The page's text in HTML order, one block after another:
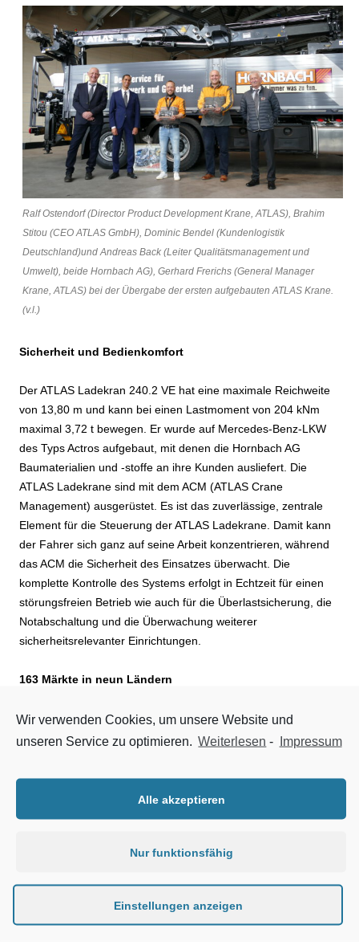
Ralf Ostendorf (Director Product Development Krane, ATLAS), Brahim
Stitou (CEO ATLAS GmbH), Dominic Bendel (Kundenlogistik
Deutschland)und Andreas Back (Leiter Qualitätsmanagement und
Umwelt), beide Hornbach AG), Gerhard Frerichs (General Manager
Krane, ATLAS) bei der Übergabe der ersten aufgebauten ATLAS Krane.
(v.l.)
Sicherheit und Bedienkomfort
Der ATLAS Ladekran 240.2 VE hat eine maximale Reichweite
von 13,80 m und kann bei einen Lastmoment von 204 kNm
maximal 3,72 t bewegen. Er wurde auf Mercedes-Benz-LKW
des Typs Actros aufgebaut, mit denen die Hornbach AG
Baumaterialien und -stoffe an ihre Kunden ausliefert. Die
ATLAS Ladekrane sind mit dem ACM (ATLAS Crane
Management) ausgerüstet. Es ist das zuverlässige, zentrale
Element für die Steuerung der ATLAS Ladekrane. Damit kann
der Fahrer sich ganz auf seine Arbeit konzentrieren‚ während
das ACM die Sicherheit des Einsatzes überwacht. Die
komplette Kontrolle des Systems erfolgt in Echtzeit für einen
störungsfreien Betrieb wie auch für die Überlastsicherung, die
Notabschaltung und die Überwachung weiterer
sicherheitsrelevanter Einrichtungen.
163 Märkte in neun Ländern
Die Hornbach AG beschäftigt 23.000 Mitarbeiter in 163
Baumärkten, die in neun Länder Europas beheimatet sind. Sie
Euro erwirtschaftet. Das Unternehmen wurde 1877 in Landau
gegründet und hat heute in Bornheim/Pfalz seinen Hauptsitz
somit unseren Kunden den bestmöglichen Service bieten zu
den entsprechenden ATLAS Ladekranen gekauft“, sagt
Dominic Bendel, Kundenlogistik Deutschland.
Wir verwenden Cookies, um unsere Website und
unseren Service zu optimieren. Weiterlesen - Impressum
Alle akzeptieren
Nur funktionsfähig
Einstellungen anzeigen